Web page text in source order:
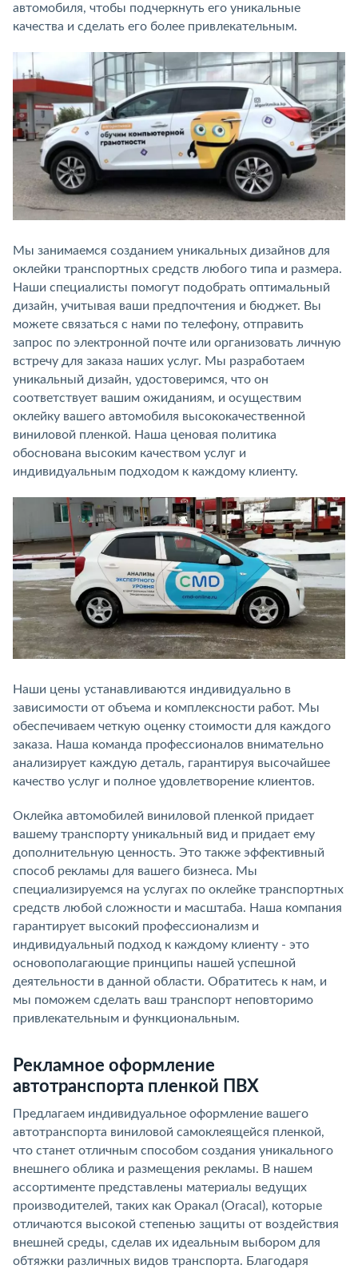
автомобиля, чтобы подчеркнуть его уникальные
качества и сделать его более привлекательным.
Мы занимаемся созданием уникальных дизайнов для
оклейки транспортных средств любого типа и размера.
Наши специалисты помогут подобрать оптимальный
дизайн, учитывая ваши предпочтения и бюджет. Вы
можете связаться с нами по телефону, отправить
запрос по электронной почте или организовать личную
встречу для заказа наших услуг. Мы разработаем
уникальный дизайн, удостоверимся, что он
соответствует вашим ожиданиям, и осуществим
оклейку вашего автомобиля высококачественной
виниловой пленкой. Наша ценовая политика
обоснована высоким качеством услуг и
индивидуальным подходом к каждому клиенту.
Наши цены устанавливаются индивидуально в
зависимости от объема и комплексности работ. Мы
обеспечиваем четкую оценку стоимости для каждого
заказа. Наша команда профессионалов внимательно
анализирует каждую деталь, гарантируя высочайшее
качество услуг и полное удовлетворение клиентов.
Оклейка автомобилей виниловой пленкой придает
вашему транспорту уникальный вид и придает ему
дополнительную ценность. Это также эффективный
способ рекламы для вашего бизнеса. Мы
специализируемся на услугах по оклейке транспортных
средств любой сложности и масштаба. Наша компания
гарантирует высокий профессионализм и
индивидуальный подход к каждому клиенту - это
основополагающие принципы нашей успешной
деятельности в данной области. Обратитесь к нам, и
мы поможем сделать ваш транспорт неповторимо
привлекательным и функциональным.
Рекламное оформление
автотранспорта пленкой ПВХ
Предлагаем индивидуальное оформление вашего
автотранспорта виниловой самоклеящейся пленкой,
что станет отличным способом создания уникального
внешнего облика и размещения рекламы. В нашем
ассортименте представлены материалы ведущих
производителей, таких как Оракал (Oracal), которые
отличаются высокой степенью защиты от воздействия
внешней среды, сделав их идеальным выбором для
обтяжки различных видов транспорта. Благодаря